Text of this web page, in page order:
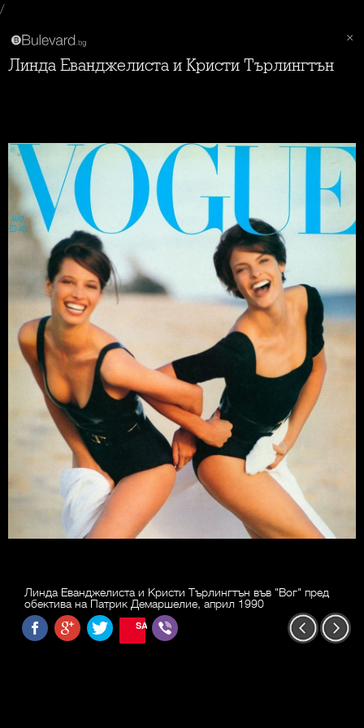
/
Линда Еванджелиста и Кристи Търлингтън
Линда Еванджелиста и Кристи Търлингтън във "Вог" пред
обектива на Патрик Демаршелие, април 1990
SAVE